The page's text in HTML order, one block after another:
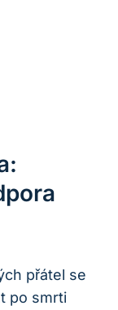
přátel se
po smrti